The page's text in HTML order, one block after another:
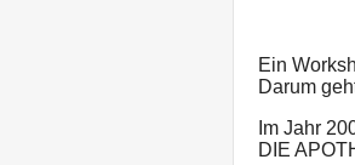
Ein
Darum
Im Jahr
DIE